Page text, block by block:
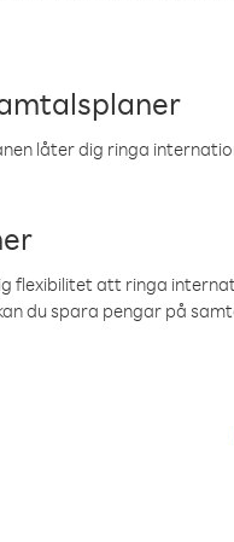
låter dig ringa
flexibilitet att ringa
du spara pengar på